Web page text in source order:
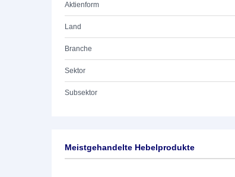
Aktienform
Land
Branche
Sektor
Subsektor
Meistgehandelte Hebelprodukte